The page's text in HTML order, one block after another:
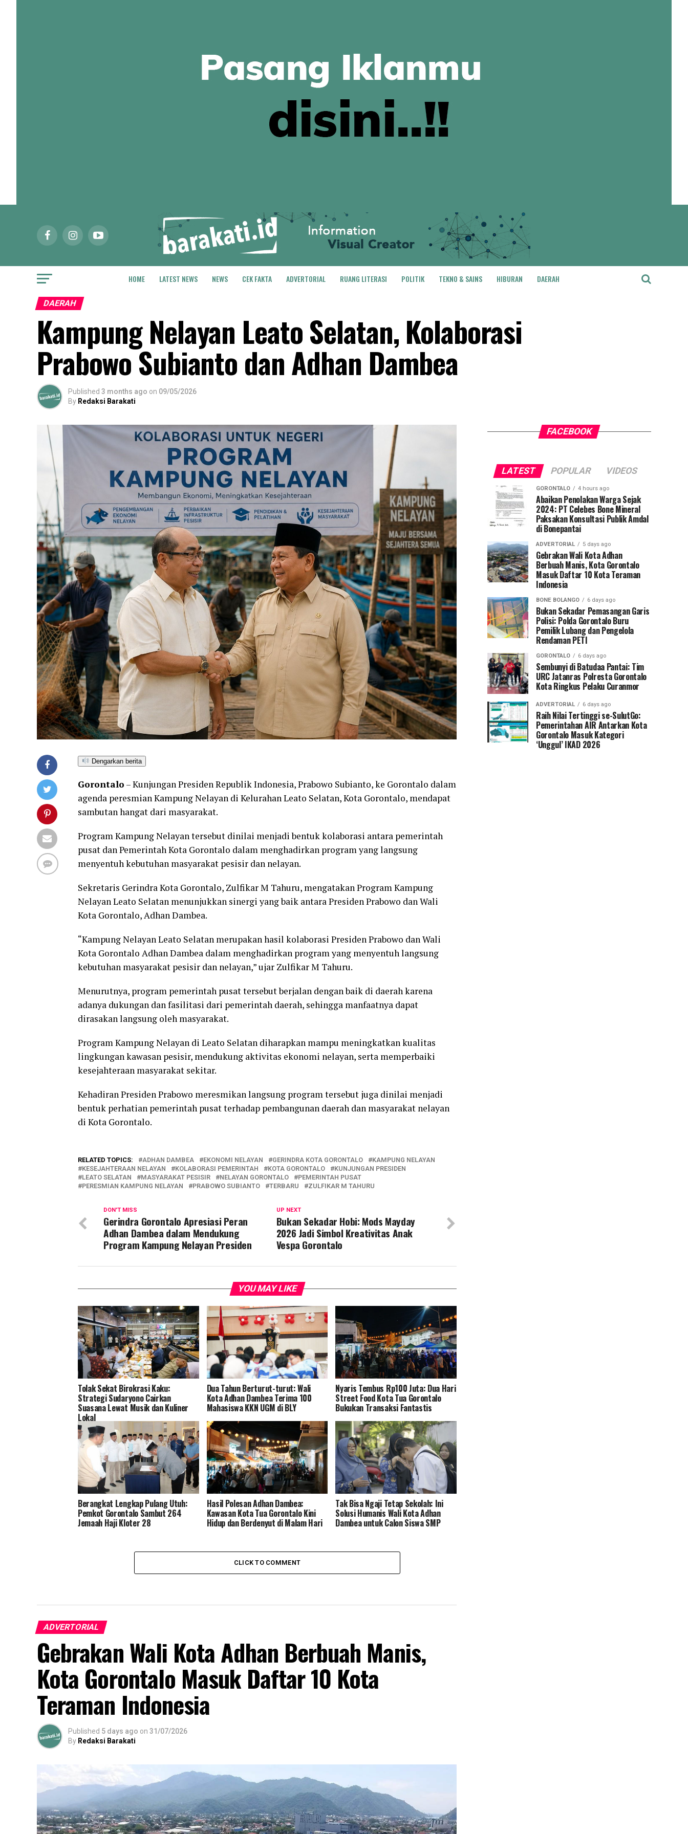
HOME LATEST NEWS NEWS CEK FAKTA ADVERTORIAL RUANG LITERASI POLITIK TEKNO & SAINS HIBURAN DAERAH
DAERAH
Kampung Nelayan Leato Selatan, Kolaborasi
Prabowo Subianto dan Adhan Dambea
Published 3 months ago on 09/05/2026
By Redaksi Barakati
Dengarkan berita
Gorontalo – Kunjungan Presiden Republik Indonesia, Prabowo Subianto, ke Gorontalo dalam
agenda peresmian Kampung Nelayan di Kelurahan Leato Selatan, Kota Gorontalo, mendapat
sambutan hangat dari masyarakat.
Program Kampung Nelayan tersebut dinilai menjadi bentuk kolaborasi antara pemerintah
pusat dan Pemerintah Kota Gorontalo dalam menghadirkan program yang langsung
menyentuh kebutuhan masyarakat pesisir dan nelayan.
Sekretaris Gerindra Kota Gorontalo, Zulfikar M Tahuru, mengatakan Program Kampung
Nelayan Leato Selatan menunjukkan sinergi yang baik antara Presiden Prabowo dan Wali
Kota Gorontalo, Adhan Dambea.
“Kampung Nelayan Leato Selatan merupakan hasil kolaborasi Presiden Prabowo dan Wali
Kota Gorontalo Adhan Dambea dalam menghadirkan program yang menyentuh langsung
kebutuhan masyarakat pesisir dan nelayan,” ujar Zulfikar M Tahuru.
Menurutnya, program pemerintah pusat tersebut berjalan dengan baik di daerah karena
adanya dukungan dan fasilitasi dari pemerintah daerah, sehingga manfaatnya dapat
dirasakan langsung oleh masyarakat.
Program Kampung Nelayan di Leato Selatan diharapkan mampu meningkatkan kualitas
lingkungan kawasan pesisir, mendukung aktivitas ekonomi nelayan, serta memperbaiki
kesejahteraan masyarakat sekitar.
Kehadiran Presiden Prabowo meresmikan langsung program tersebut juga dinilai menjadi
bentuk perhatian pemerintah pusat terhadap pembangunan daerah dan masyarakat nelayan
di Kota Gorontalo.
RELATED TOPICS: ADHAN DAMBEA EKONOMI NELAYAN GERINDRA KOTA GORONTALO
KAMPUNG NELAYAN
KESEJAHTERAAN NELAYAN
KOLABORASI PEMERINTAH KOTA GORONTALO
KUNJUNGAN PRESIDEN
LEATO SELATAN
MASYARAKAT PESISIR NELAYAN GORONTALO
PEMERINTAH PUSAT
PERESMIAN KAMPUNG NELAYAN
PRABOWO SUBIANTO TERBARU ZULFIKAR M TAHURU
UP NEXT
Bukan Sekadar Hobi: Mods Mayday
2026 Jadi Simbol Kreativitas Anak
Vespa Gorontalo
DON'T MISS
Gerindra Gorontalo Apresiasi Peran
Adhan Dambea dalam Mendukung
Program Kampung Nelayan Presiden
YOU MAY LIKE
Tolak Sekat Birokrasi Kaku:
Strategi Sudaryono Cairkan
Suasana Lewat Musik dan Kuliner
Lokal
Dua Tahun Berturut-turut: Wali
Kota Adhan Dambea Terima 100
Mahasiswa KKN UGM di BLY
Nyaris Tembus Rp100 Juta: Dua Hari
Street Food Kota Tua Gorontalo
Bukukan Transaksi Fantastis
Berangkat Lengkap Pulang Utuh:
Pemkot Gorontalo Sambut 264
Jemaah Haji Kloter 28
Hasil Polesan Adhan Dambea:
Kawasan Kota Tua Gorontalo Kini
Hidup dan Berdenyut di Malam Hari
Tak Bisa Ngaji Tetap Sekolah: Ini
Solusi Humanis Wali Kota Adhan
Dambea untuk Calon Siswa SMP
CLICK TO COMMENT
ADVERTORIAL
Gebrakan Wali Kota Adhan Berbuah Manis,
Kota Gorontalo Masuk Daftar 10 Kota
Teraman Indonesia
Published 5 days ago on 31/07/2026
By Redaksi Barakati
FACEBOOK
LATEST POPULAR VIDEOS
GORONTALO 4 hours ago
Abaikan Penolakan Warga Sejak
2024: PT Celebes Bone Mineral
Paksakan Konsultasi Publik Amdal
di Bonepantai
ADVERTORIAL 5 days ago
Gebrakan Wali Kota Adhan
Berbuah Manis, Kota Gorontalo
Masuk Daftar 10 Kota Teraman
Indonesia
BONE BOLANGO 6 days ago
Bukan Sekadar Pemasangan Garis
Polisi: Polda Gorontalo Buru
Pemilik Lubang dan Pengelola
Rendaman PETI
GORONTALO 6 days ago
Sembunyi di Batudaa Pantai: Tim
URC Jatanras Polresta Gorontalo
Kota Ringkus Pelaku Curanmor
ADVERTORIAL 6 days ago
Raih Nilai Tertinggi se-SulutGo:
Pemerintahan AIR Antarkan Kota
Gorontalo Masuk Kategori
‘Unggul’ IKAD 2026